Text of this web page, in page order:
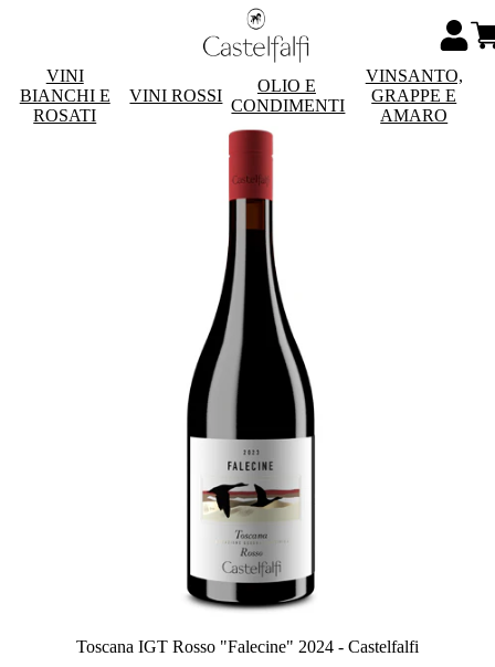
VINI
BIANCHI E
ROSATI
VINI ROSSI
OLIO E
CONDIMENTI
VINSANTO,
GRAPPE E
AMARO
Toscana IGT Rosso "Falecine" 2024 - Castelfalfi